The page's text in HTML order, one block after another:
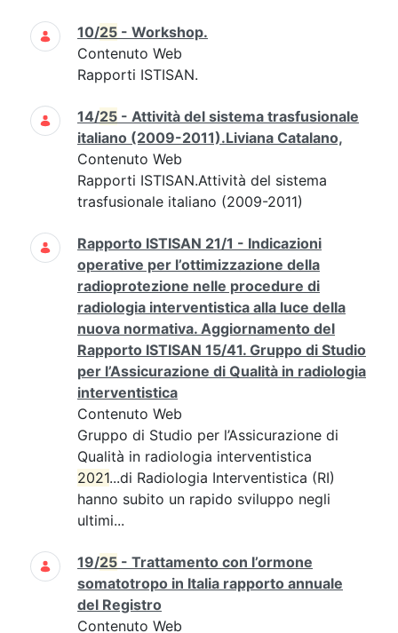
10/25 - Workshop.
Contenuto Web
Rapporti ISTISAN.
14/25 - Attività del sistema trasfusionale
italiano (2009-2011).Liviana Catalano,
Contenuto Web
Rapporti ISTISAN.Attività del sistema
trasfusionale italiano (2009-2011)
Rapporto ISTISAN 21/1 - Indicazioni
operative per l’ottimizzazione della
radioprotezione nelle procedure di
radiologia interventistica alla luce della
nuova normativa. Aggiornamento del
Rapporto ISTISAN 15/41. Gruppo di Studio
per l’Assicurazione di Qualità in radiologia
interventistica
Contenuto Web
Gruppo di Studio per l’Assicurazione di
Qualità in radiologia interventistica
2021...di Radiologia Interventistica (RI)
hanno subito un rapido sviluppo negli
ultimi...
19/25 - Trattamento con l’ormone
somatotropo in Italia rapporto annuale
del Registro
Contenuto Web